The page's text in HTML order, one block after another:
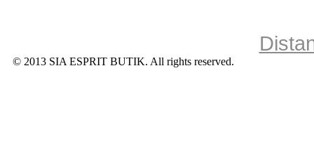
© 2013 SIA ESPRIT BUTIK. All rights reserved.